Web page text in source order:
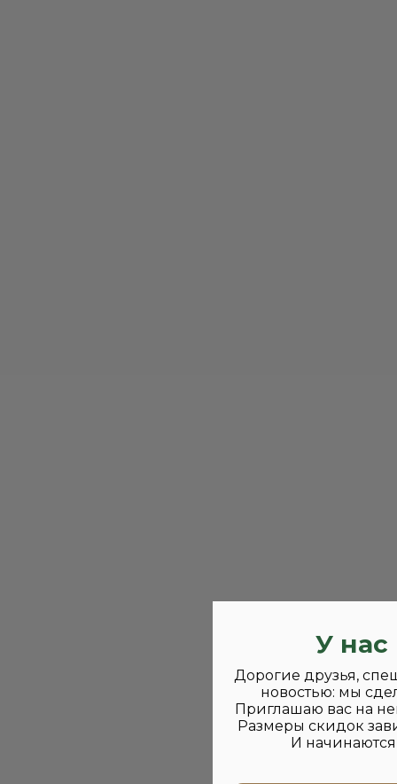
У нас
Дорогие друзья,
новостью: мы
Приглашаю вас на
Размеры скидок
И начинаются